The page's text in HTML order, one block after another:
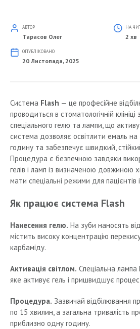
АВТОР
Тарасов Олег
НА
2 хв
ОПУБЛІКОВАНО
20 Листопада, 2025
Система Flash — це професійне
проводиться в стоматологічній
спеціального гелю та лампи, що
система дозволяє освітлити емаль
годину та забезпечує швидкий,
Процедура є безпечною завдяки
гелів і ламп із визначеною довжиною
мати спеціальні режими для пацієнтів
Як працює система Flash
Нанесення гелю. На зуби наносять
містить високу концентрацію
карбаміду.
Активація світлом. Спеціальна лампа
яке активує гель і пришвидшує процес
Процедура. Зазвичай відбілювання
по 15 хвилин, а загальна тривалість
приблизно одну годину.